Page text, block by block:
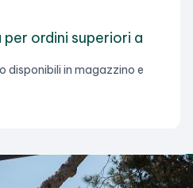
ordini superiori a
disponibili in magazzino e